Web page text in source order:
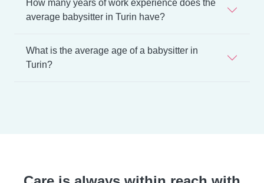
How many years of work experience does the
average babysitter in Turin have?
What is the average age of a babysitter in
Turin?